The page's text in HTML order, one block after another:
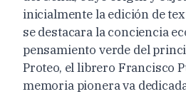
inicialmente la edición de
se destacara la conciencia
pensamiento verde del
Proteo, el librero Francisco
memoria pionera va